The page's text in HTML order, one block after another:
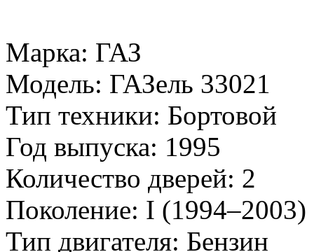
Марка: ГАЗ
Модель: ГАЗель 33021
Тип техники: Бортовой
Год выпуска: 1995
Количество дверей: 2
Поколение: I (1994–2003)
Тип двигателя: Бензин